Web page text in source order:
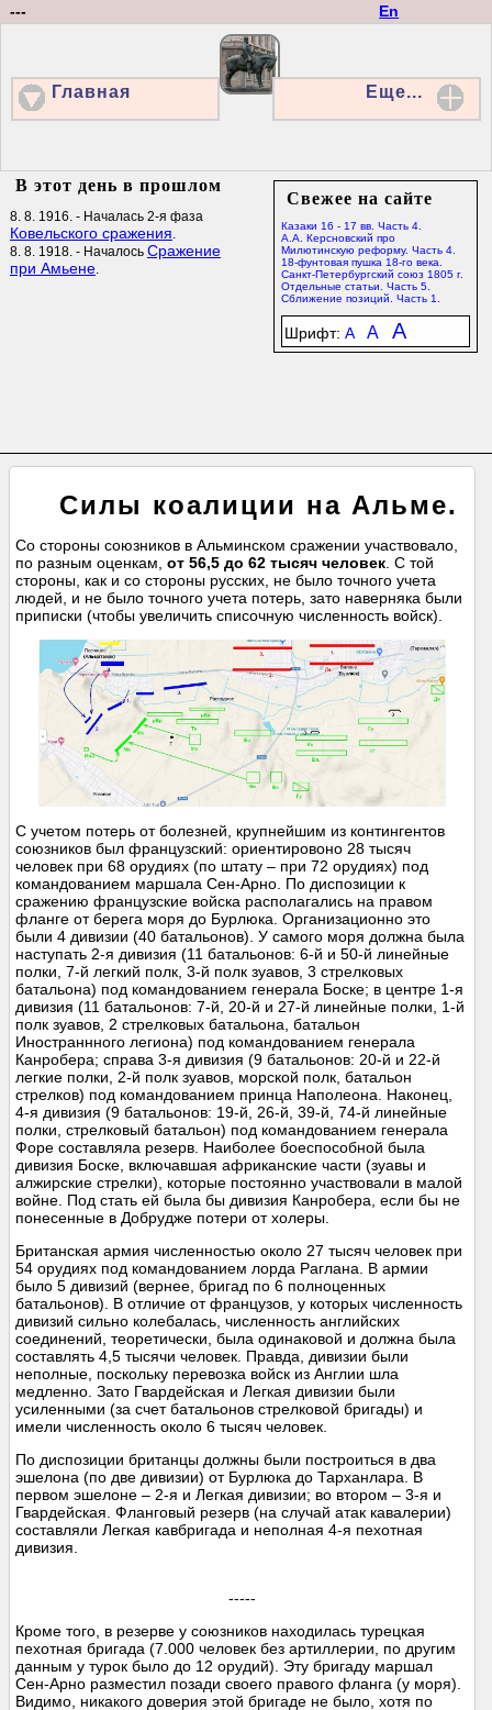
En
---
Главная Еще...
Свежее на сайте
Казаки 16 - 17 вв. Часть 4.
А.А. Керсновский про
Милютинскую реформу. Часть 4.
18-фунтовая пушка 18-го века.
Санкт-Петербургский союз 1805 г.
Отдельные статьи. Часть 5.
Сближение позиций. Часть 1.
Шрифт: A A A
В этот день в прошлом
8. 8. 1916. - Началась 2-я фаза
Ковельского сражения.
8. 8. 1918. - Началось Сражение
при Амьене.
Силы коалиции на Альме.
Со стороны союзников в Альминском сражении участвовало,
по разным оценкам,от 56,5 до 62 тысяч человек . С той
стороны, как и со стороны русских, не было точного учета
людей, и не было точного учета потерь, зато наверняка были
приписки (чтобы увеличить списочную численность войск).
С учетом потерь от болезней, крупнейшим из контингентов
союзников был французский: ориентировоно 28 тысяч
человек при 68 орудиях (по штату – при 72 орудиях) под
командованием маршала Сен-Арно. По диспозиции к
сражению французские войска располагались на правом
фланге от берега моря до Бурлюка. Организационно это
были 4 дивизии (40 батальонов). У самого моря должна была
наступать 2-я дивизия (11 батальонов: 6-й и 50-й линейные
полки, 7-й легкий полк, 3-й полк зуавов, 3 стрелковых
батальона) под командованием генерала Боске; в центре 1-я
дивизия (11 батальонов: 7-й, 20-й и 27-й линейные полки, 1-й
полк зуавов, 2 стрелковых батальона, батальон
Иностраннного легиона) под командованием генерала
Канробера; справа 3-я дивизия (9 батальонов: 20-й и 22-й
легкие полки, 2-й полк зуавов, морской полк, батальон
стрелков) под командованием принца Наполеона. Наконец,
4-я дивизия (9 батальонов: 19-й, 26-й, 39-й, 74-й линейные
полки, стрелковый батальон) под командованием генерала
Форе составляла резерв. Наиболее боеспособной была
дивизия Боске, включавшая африканские части (зуавы и
алжирские стрелки), которые постоянно участвовали в малой
войне. Под стать ей была бы дивизия Канробера, если бы не
понесенные в Добрудже потери от холеры.
Британская армия численностью около 27 тысяч человек при
54 орудиях под командованием лорда Раглана. В армии
было 5 дивизий (вернее, бригад по 6 полноценных
батальонов). В отличие от французов, у которых численность
дивизий сильно колебалась, численность английских
соединений, теоретически, была одинаковой и должна была
составлять 4,5 тысячи человек. Правда, дивизии были
неполные, поскольку перевозка войск из Англии шла
медленно. Зато Гвардейская и Легкая дивизии были
усиленными (за счет батальонов стрелковой бригады) и
имели численность около 6 тысяч человек.
По диспозиции британцы должны были построиться в два
эшелона (по две дивизии) от Бурлюка до Тарханлара. В
первом эшелоне – 2-я и Легкая дивизии; во втором – 3-я и
Гвардейская. Фланговый резерв (на случай атак кавалерии)
составляли Легкая кавбригада и неполная 4-я пехотная
дивизия.
-----
Кроме того, в резерве у союзников находилась турецкая
пехотная бригада (7.000 человек без артиллерии, по другим
данным у турок было до 12 орудий). Эту бригаду маршал
Сен-Арно разместил позади своего правого фланга (у моря).
Видимо, никакого доверия этой бригаде не было, хотя по